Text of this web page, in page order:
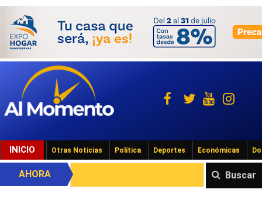
INICIO Otras Noticias Política Deportes Económicas
Buscar
AHORA